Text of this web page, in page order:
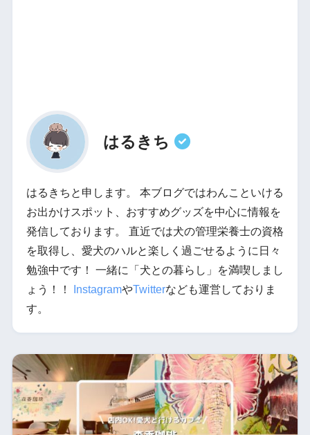
はるきち
はるきちと申します。 本ブログではわんこといける
お出かけスポット、おすすめグッズを中心に情報を
発信しております。 直近では犬の管理栄養士の資格
を取得し、愛犬のハルと楽しく過ごせるように日々
勉強中です！ 一緒に「犬との暮らし」を満喫しまし
ょう！！
InstagramやTwitterなども運営しておりま
す。